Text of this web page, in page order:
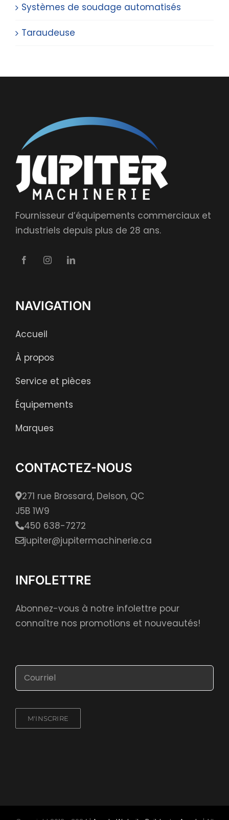
Systèmes de soudage automatisés
Taraudeuse
Fournisseur d’équipements commerciaux et
industriels depuis plus de 28 ans.
NAVIGATION
Accueil
À propos
Service et pièces
Équipements
Marques
CONTACTEZ-NOUS
271 rue Brossard, Delson, QC
J5B 1W9
450 638-7272
jupiter@jupitermachinerie.ca
INFOLETTRE
Abonnez-vous à notre infolettre pour
connaître nos promotions et nouveautés!
M'INSCRIRE